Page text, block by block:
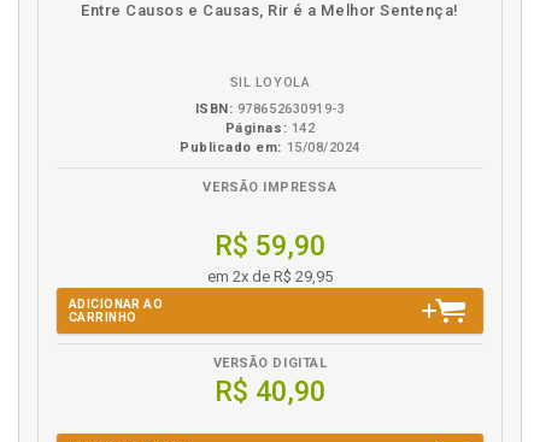
na
Entre Causos e Causas, Rir é a Melhor Sentença!
SIL LOYOLA
ISBN: 978652630919-3
Páginas: 142
Publicado em: 15/08/2024
VERSÃO IMPRESSA
R$ 59,90
em 2x de R$ 29,95
ADICIONAR AO
CARRINHO
VERSÃO DIGITAL
R$ 40,90